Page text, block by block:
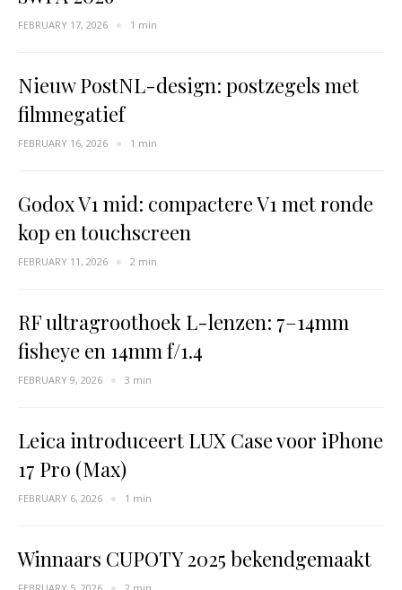
FEBRUARY 17, 2026 1 min
Nieuw PostNL-design: postzegels met
filmnegatief
FEBRUARY 16, 2026 1 min
Godox V1 mid: compactere V1 met ronde
kop en touchscreen
FEBRUARY 11, 2026 2 min
RF ultragroothoek L-lenzen: 7–14mm
fisheye en 14mm f/1.4
FEBRUARY 9, 2026 3 min
Leica introduceert LUX Case voor iPhone
17 Pro (Max)
FEBRUARY 6, 2026 1 min
Winnaars CUPOTY 2025 bekendgemaakt